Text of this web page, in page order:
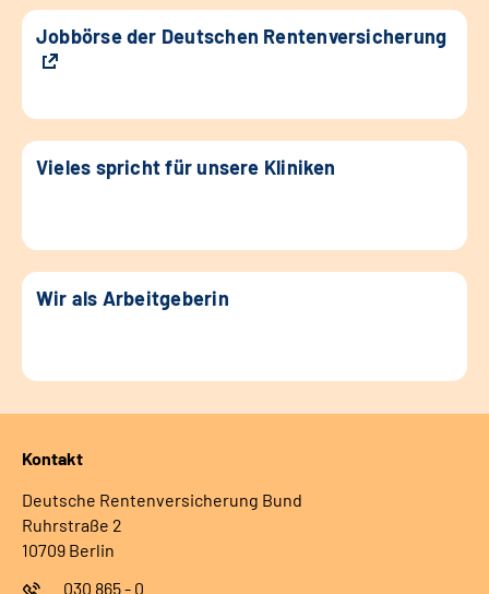
Jobbörse der Deutschen Rentenversicherung
Vieles spricht für unsere Kliniken
Wir als Arbeitgeberin
Kontakt
Deutsche Rentenversicherung Bund
Ruhrstraße 2
10709 Berlin
030 865 - 0